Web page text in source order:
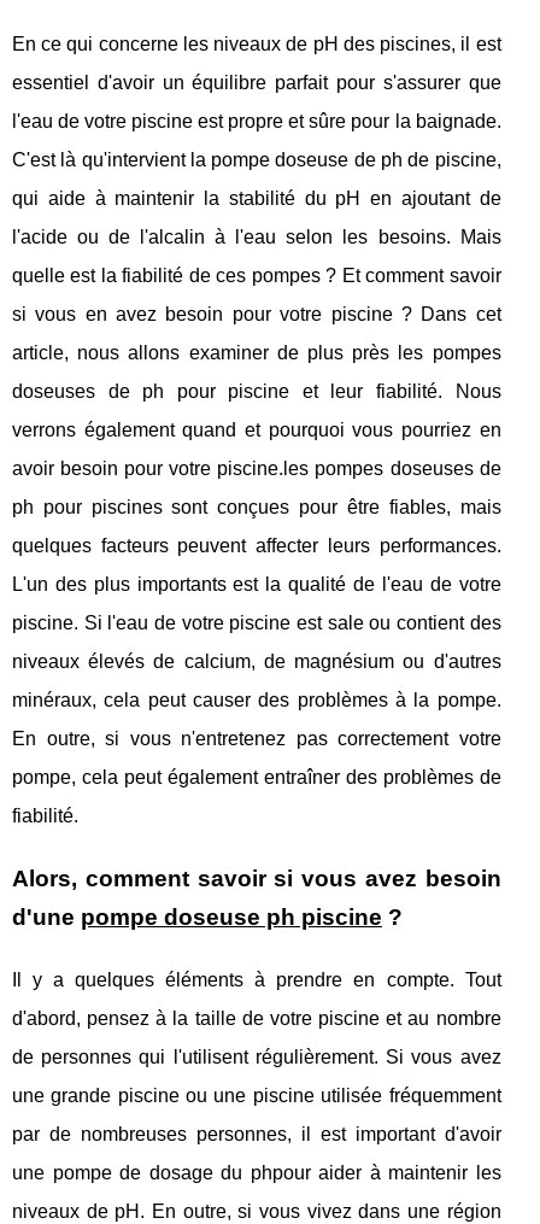
En ce qui concerne les niveaux de pH des piscines, il est
essentiel d'avoir un équilibre parfait pour s'assurer que
l'eau de votre piscine est propre et sûre pour la baignade.
C'est là qu'intervient la pompe doseuse de ph de piscine,
qui aide à maintenir la stabilité du pH en ajoutant de
l'acide ou de l'alcalin à l'eau selon les besoins. Mais
quelle est la fiabilité de ces pompes ? Et comment savoir
si vous en avez besoin pour votre piscine ? Dans cet
article, nous allons examiner de plus près les pompes
doseuses de ph pour piscine et leur fiabilité. Nous
verrons également quand et pourquoi vous pourriez en
avoir besoin pour votre piscine.les pompes doseuses de
ph pour piscines sont conçues pour être fiables, mais
quelques facteurs peuvent affecter leurs performances.
L'un des plus importants est la qualité de l'eau de votre
piscine. Si l'eau de votre piscine est sale ou contient des
niveaux élevés de calcium, de magnésium ou d'autres
minéraux, cela peut causer des problèmes à la pompe.
En outre, si vous n'entretenez pas correctement votre
pompe, cela peut également entraîner des problèmes de
fiabilité.
Alors, comment savoir si vous avez besoin
d'une pompe doseuse ph piscine ?
Il y a quelques éléments à prendre en compte. Tout
d'abord, pensez à la taille de votre piscine et au nombre
de personnes qui l'utilisent régulièrement. Si vous avez
une grande piscine ou une piscine utilisée fréquemment
par de nombreuses personnes, il est important d'avoir
une pompe de dosage du phpour aider à maintenir les
niveaux de pH. En outre, si vous vivez dans une région